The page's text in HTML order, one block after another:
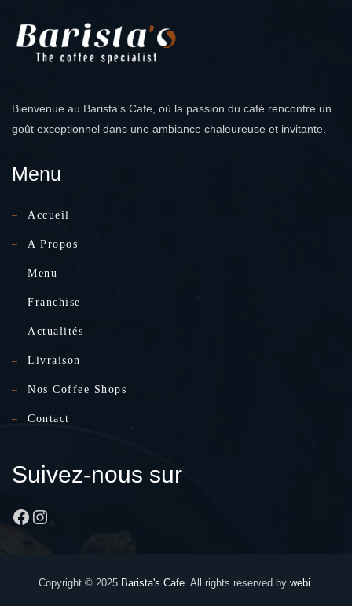
Bienvenue au Barista's Cafe, où la passion du café rencontre un
goût exceptionnel dans une ambiance chaleureuse et invitante.
Menu
Accueil
A Propos
Menu
Franchise
Actualités
Livraison
Nos Coffee Shops
Contact
Suivez-nous sur
Facebook
Instagram
Copyright © 2025 Barista's Cafe. All rights reserved by webi.